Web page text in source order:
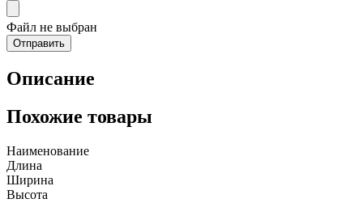
Файл не выбран
Описание
Похожие товары
Наименование
Длина
Ширина
Высота